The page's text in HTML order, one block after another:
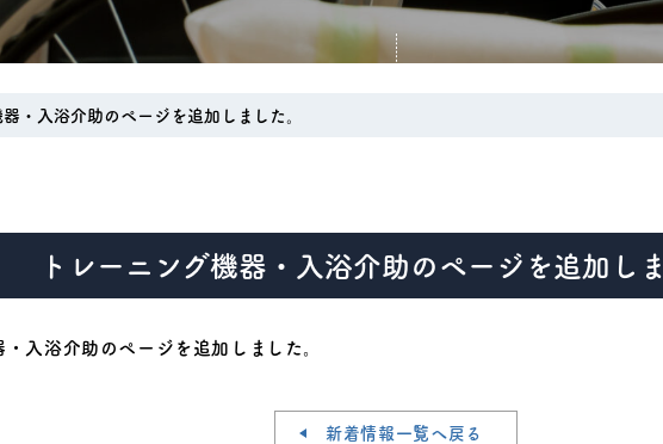
器・入浴介助のページを追加しました。
トレーニング機器・入浴介助のページを追加し
・入浴介助のページを追加しました。
新着情報一覧へ戻る